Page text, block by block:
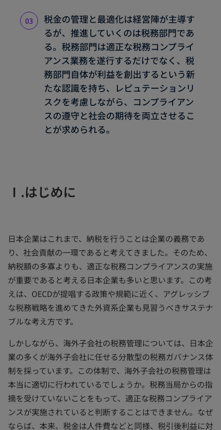
税金の管理と最適化は経営陣が主導す
るが、推進していくのは税務部門であ
る。税務部門は適正な税務コンプライ
アンス業務を遂行するだけでなく、税
務部門自体が利益を創出するという新
たな認識を持ち、レピュテーションリ
スクを考慮しながら、コンプライアン
スの遵守と社会の期待を両立させるこ
とが求められる。
Ⅰ.はじめに
日本企業はこれまで、納税を行うことは企業の義務であ
り、社会貢献の一環であると考えてきました。そのため、
納税額の多寡よりも、適正な税務コンプライアンスの実施
が重要であると考える日本企業も多いと思います。この考
えは、OECDが提唱する政策や規範に近く、アグレッシブ
な税務戦略を進めてきた外資系企業も見習うべきサステナ
ブルな考え方です。
しかしながら、海外子会社の税務管理については、日本企
業の多くが海外子会社に任せる分散型の税務ガバナンス体
制を採っています。この体制で、海外子会社の税務管理は
本当に適切に行われているでしょうか。税務当局からの指
摘を受けていないことをもって、適正な税務コンプライア
ンスが実施されていると判断することはできません。なぜ
ならば、本来、税金は人件費などと同様、税引後利益に対